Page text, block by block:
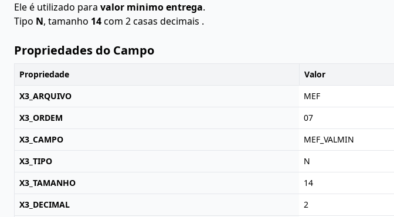
Ele é utilizado para valor minimo entrega.
Tipo N, tamanho 14com 2 casas decimais .
Propriedades do Campo
Propriedade
Valor
X3_ARQUIVO
MEF
X3_ORDEM
07
X3_CAMPO
MEF_VALMIN
X3_TIPO
N
X3_TAMANHO
14
X3_DECIMAL
2